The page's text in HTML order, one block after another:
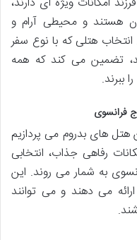
هستند و محیطی آرام و
انتخاب هتلی که با نوع سفر
تضمین می کند که همه
ببرند.
فرانسوی
هتل های بدروم می پردازیم
رفاهی جذاب، انتخابی
به شمار می روند. این
می دهند و می توانند